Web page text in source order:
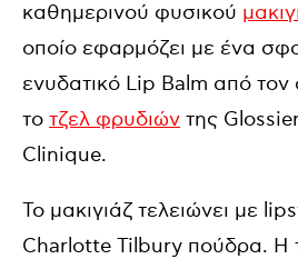
καθημερινού φυσικού
οποίο εφαρμόζει με ένα
ενυδατικό Lip Balm από τον
το τζελ φρυδιών της
Clinique.
Το μακιγιάζ τελειώνει με
Charlotte Tilbury πούδρα. Η